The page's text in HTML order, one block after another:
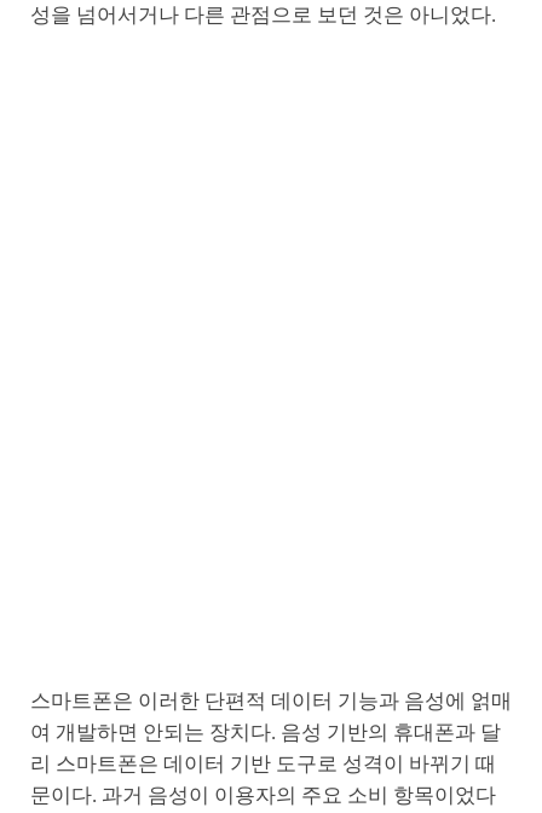
성을 넘어서거나 다른 관점으로 보던 것은 아니었다.
스마트폰은 이러한 단편적 데이터 기능과 음성에 얽매
여 개발하면 안되는 장치다. 음성 기반의 휴대폰과 달
리 스마트폰은 데이터 기반 도구로 성격이 바뀌기 때
문이다. 과거 음성이 이용자의 주요 소비 항목이었다